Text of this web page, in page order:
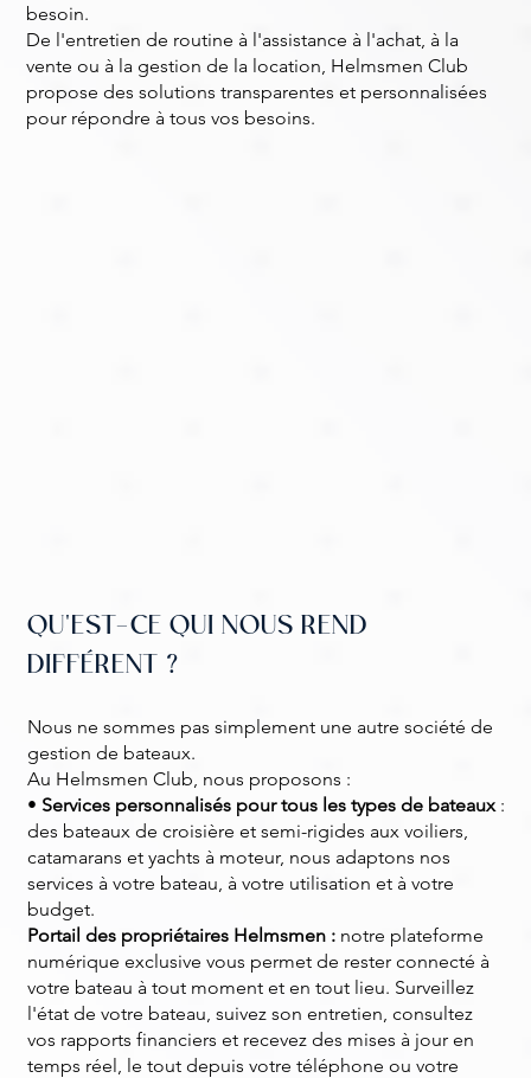
besoin.
De l'entretien de routine à l'assistance à l'achat, à la
vente ou à la gestion de la location, Helmsmen Club
propose des solutions transparentes et personnalisées
pour répondre à tous vos besoins.
QU'EST-CE QUI NOUS REND
DIFFÉRENT ?
Nous ne sommes pas simplement une autre société de
gestion de bateaux.
Au Helmsmen Club, nous proposons :
• Services personnalisés pour tous les types de bateaux:
des bateaux de croisière et semi-rigides aux voiliers,
catamarans et yachts à moteur, nous adaptons nos
services à votre bateau, à votre utilisation et à votre
budget.
Portail des propriétaires Helmsmen :notre plateforme
numérique exclusive vous permet de rester connecté à
votre bateau à tout moment et en tout lieu. Surveillez
l'état de votre bateau, suivez son entretien, consultez
vos rapports financiers et recevez des mises à jour en
temps réel, le tout depuis votre téléphone ou votre